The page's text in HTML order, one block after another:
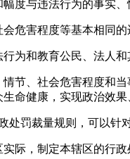
度与违法行为的事实
危害程度等基本相同
为和教育公民、法人
节、社会危害程度和
命健康，实现政治效果
罚裁量规则，可以针
际，制定本辖区的行